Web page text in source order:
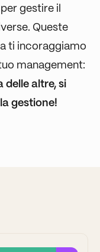
gestire il
Queste
ti incoraggiamo
management:
delle altre, si
gestione!